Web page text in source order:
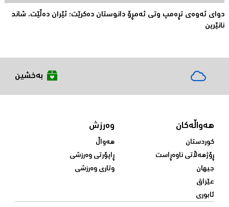
دوای ئه‌وه‌ی تڕه‌مپ وتی ئه‌مڕۆ دانوستان ده‌كرێت؛ ئێران ده‌ڵێت، شاند
نانێرین
بەخشین
هەواڵەکان
کوردستان
ڕۆژهەڵاتی ناوەڕاست
جیهان
عێراق
ئابوری
وەرزش
هەواڵ
ڕاپۆرتی وەرزشی
وتاری وەرزشی